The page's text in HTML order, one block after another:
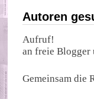
Autoren
Aufruf!
an freie Blogger
Gemeinsam die